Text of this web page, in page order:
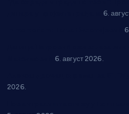
6.
6. август 2026.
2026.